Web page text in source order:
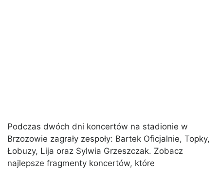
Podczas dwóch dni koncertów na stadionie w
Brzozowie zagrały zespoły: Bartek Oficjalnie, Topky,
Łobuzy, Lija oraz Sylwia Grzeszczak. Zobacz
najlepsze fragmenty koncertów, które